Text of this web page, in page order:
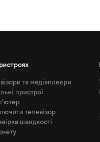
та медіаплеєри
пристрої
телевізор
швидкості